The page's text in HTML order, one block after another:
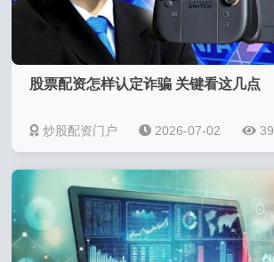
股票配资怎样认定诈骗 关键看这几点
炒股配资门户 2026-07-02 39